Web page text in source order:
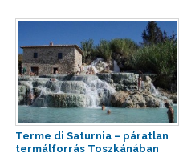
Terme di Saturnia – páratlan
termálforrás Toszkánában